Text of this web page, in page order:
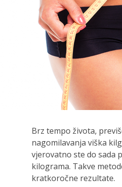
Brz tempo života,
nagomilavanja viška
vjerovatno ste do sada
kilograma. Takve
kratkoročne rezultate.